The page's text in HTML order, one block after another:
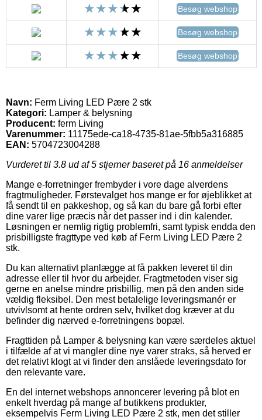
Besøg webshop
Besøg webshop
Besøg webshop
Navn: Ferm Living LED Pære 2 stk
Kategori: Lamper & belysning
Producent: ferm Living
Varenummer: 11175ede-ca18-4735-81ae-5fbb5a316885
EAN: 5704723004288
Vurderet til 3.8 ud af 5 stjerner baseret på 16 anmeldelser
Mange e-forretninger frembyder i vore dage alverdens
fragtmuligheder. Førstevalget hos mange er for øjeblikket at
få sendt til en pakkeshop, og så kan du bare gå forbi efter
dine varer lige præcis når det passer ind i din kalender.
Løsningen er nemlig rigtig problemfri, samt typisk endda den
prisbilligste fragttype ved køb af Ferm Living LED Pære 2
stk.
Du kan alternativt planlægge at få pakken leveret til din
adresse eller til hvor du arbejder. Fragtmetoden viser sig
gerne en anelse mindre prisbillig, men på den anden side
vældig fleksibel. Den mest betalelige leveringsmanér er
utvivlsomt at hente ordren selv, hvilket dog kræver at du
befinder dig nærved e-forretningens bopæl.
Fragttiden på Lamper & belysning kan være særdeles aktuel
i tilfælde af at vi mangler dine nye varer straks, så herved er
det relativt klogt at vi finder den anslåede leveringsdato for
den relevante vare.
En del internet webshops annoncerer levering på blot en
enkelt hverdag på mange af butikkens produkter,
eksempelvis Ferm Living LED Pære 2 stk, men det stiller